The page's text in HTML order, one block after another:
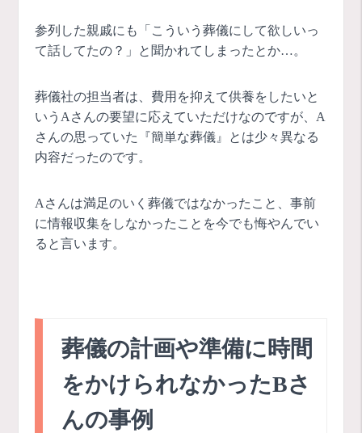
参列した親戚にも「こういう葬儀にして欲しいっ
て話してたの？」と聞かれてしまったとか…。
葬儀社の担当者は、費用を抑えて供養をしたいと
いうAさんの要望に応えていただけなのですが、A
さんの思っていた『簡単な葬儀』とは少々異なる
内容だったのです。
Aさんは満足のいく葬儀ではなかったこと、事前
に情報収集をしなかったことを今でも悔やんでい
ると言います。
葬儀の計画や準備に時間
をかけられなかったBさ
んの事例